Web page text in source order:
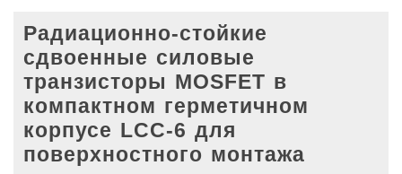
Радиационно-стойкие
сдвоенные силовые
транзисторы MOSFET в
компактном герметичном
корпусе LCC-6 для
поверхностного монтажа